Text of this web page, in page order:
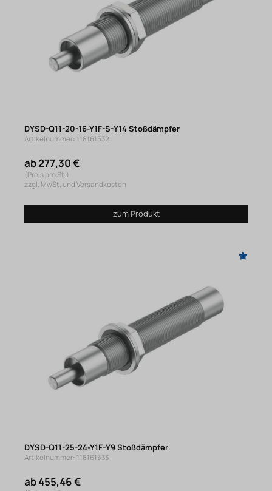
DYSD-Q11-20-16-Y1F-S-Y14 Stoßdämpfer
Artikelnummer: 118161532
ab 277,30 €
(Preis pro St.)
zzgl. MwSt. und Versandkosten
zum Produkt
DYSD-Q11-25-24-Y1F-Y9 Stoßdämpfer
Artikelnummer: 118161533
ab 455,46 €